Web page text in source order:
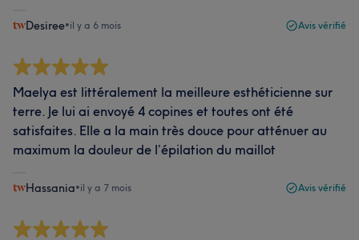
Desiree•il y a 6 mois Avis vérifié
Maelya est littéralement la meilleure esthéticienne sur
terre. Je lui ai envoyé 4 copines et toutes ont été
satisfaites. Elle a la main très douce pour atténuer au
maximum la douleur de l’épilation du maillot
Hassania•il y a 7 mois Avis vérifié